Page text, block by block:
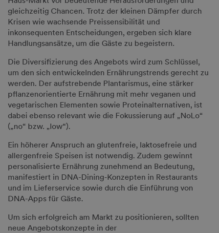
gleichzeitig Chancen. Trotz der kleinen Dämpfer durch
Krisen wie wachsende Preissensibilität und
inkonsequenten Entscheidungen, ergeben sich klare
Handlungsansätze, um die Gäste zu begeistern.
Die Diversifizierung des Angebots wird zum Schlüssel,
um den sich entwickelnden Ernährungstrends gerecht zu
werden. Der aufstrebende Plantarismus, eine stärker
pflanzenorientierte Ernährung mit mehr veganen und
vegetarischen Elementen sowie Proteinalternativen, ist
dabei ebenso relevant wie die Fokussierung auf „NoLo“
(„no“ bzw. „low“).
Ein höherer Anspruch an glutenfreie, laktosefreie und
allergenfreie Speisen ist notwendig. Zudem gewinnt
personalisierte Ernährung zunehmend an Bedeutung,
manifestiert in DNA-Dining-Konzepten in Restaurants
und im Lieferservice sowie durch die Einführung von
DNA-Apps für Gäste.
Um sich erfolgreich am Markt zu positionieren, sollten
neue Angebotskonzepte in der